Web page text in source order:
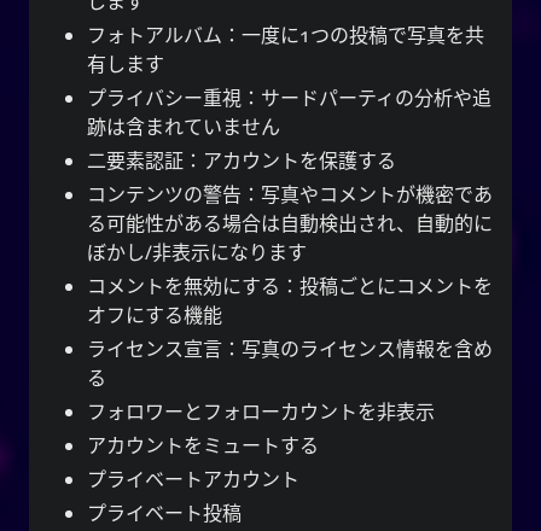
フォトアルバム：一度に1つの投稿で写真を共
有します
プライバシー重視：サードパーティの分析や追
跡は含まれていません
二要素認証：アカウントを保護する
コンテンツの警告：写真やコメントが機密であ
る可能性がある場合は自動検出され、自動的に
ぼかし/非表示になります
コメントを無効にする：投稿ごとにコメントを
オフにする機能
ライセンス宣言：写真のライセンス情報を含め
る
フォロワーとフォローカウントを非表示
アカウントをミュートする
プライベートアカウント
プライベート投稿